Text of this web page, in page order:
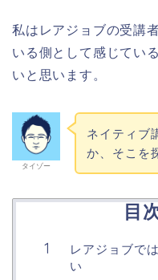
私はレアジョブの受講
いる側として感じてい
いと思います。
タイゾー
ネイティブ
か、そこを
目
レアジョブで
い